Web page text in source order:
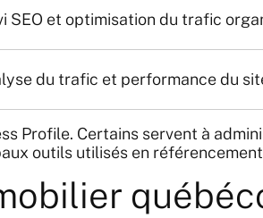
SEO et optimisation du trafic
du trafic et performance du
Profile. Certains servent à
outils utilisés en